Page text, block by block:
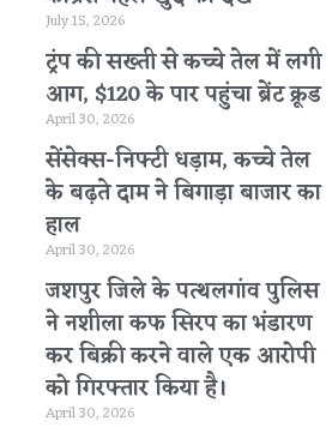
July 15, 2026
ट्रंप की सख्ती से कच्चे तेल में लगी
आग, $120 के पार पहुंचा ब्रेंट क्रूड
April 30, 2026
सेंसेक्स-निफ्टी धड़ाम, कच्चे तेल
के बढ़ते दाम ने बिगाड़ा बाजार का
हाल
April 30, 2026
जशपुर जिले के पत्थलगांव पुलिस
ने नशीला कफ सिरप का भंडारण
कर बिक्री करने वाले एक आरोपी
को गिरफ्तार किया है।
April 30, 2026